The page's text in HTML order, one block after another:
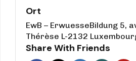
Ort
EwB – ErwuesseBildung 5,
Thérèse L-2132
Share With Friends